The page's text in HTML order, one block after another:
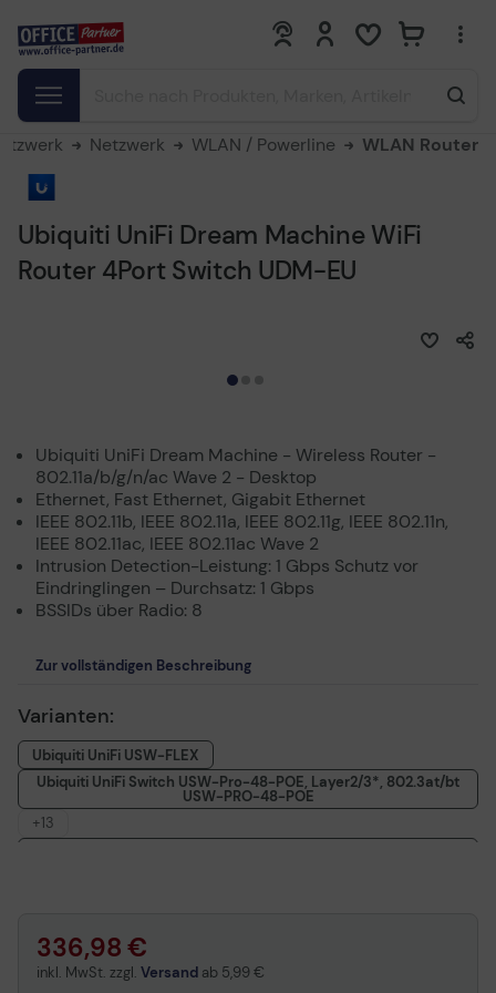
0 0
Netzwerk WLAN / Powerline WLAN Router
Ubiquiti UniFi Dream Machine WiFi
Router 4Port Switch UDM-EU
Ubiquiti UniFi Dream Machine - Wireless Router -
802.11a/b/g/n/ac Wave 2 - Desktop
Ethernet, Fast Ethernet, Gigabit Ethernet
IEEE 802.11b, IEEE 802.11a, IEEE 802.11g, IEEE 802.11n,
IEEE 802.11ac, IEEE 802.11ac Wave 2
Intrusion Detection-Leistung: 1 Gbps Schutz vor
Eindringlingen – Durchsatz: 1 Gbps
BSSIDs über Radio: 8
Zur vollständigen Beschreibung
Varianten:
Ubiquiti UniFi USW-FLEX
Ubiquiti UniFi Switch USW-Pro-48-POE, Layer2/3*, 802.3at/bt
USW-PRO-48-POE
+13
Ubiquiti UniFi Dream Machine Wireless Router 4-Port-Switch
UDM-EU
336,98 €
inkl. MwSt. zzgl. Versand ab 5,99 €